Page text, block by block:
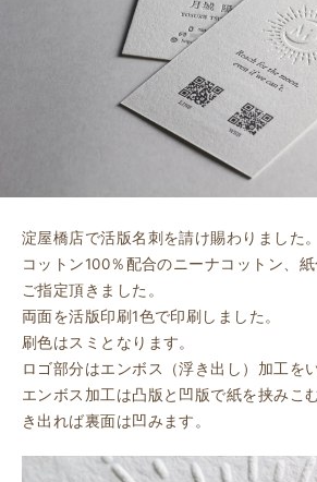
淀屋橋店で活版名刺を請け賜わりました。
コットン100％配合のニーナコットン、
ご指定頂きました。
両面を活版印刷1色で印刷しました。
刷色はスミとなります。
ロゴ部分はエンボス（浮き出し）加工を
エンボス加工は凸版と凹版で紙を挟みこ
き出れば裏面は凹みます。